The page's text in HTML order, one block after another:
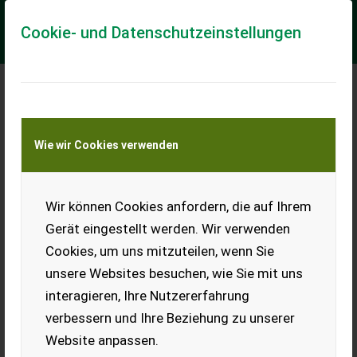
Cookie- und Datenschutzeinstellungen
Wie wir Cookies verwenden
Wir können Cookies anfordern, die auf Ihrem
Gerät eingestellt werden. Wir verwenden
Cookies, um uns mitzuteilen, wenn Sie
unsere Websites besuchen, wie Sie mit uns
interagieren, Ihre Nutzererfahrung
verbessern und Ihre Beziehung zu unserer
Website anpassen.
Meine Transportkostenanfrage
Transport von Land- und Baumaschinen –
KEINE Tiertransporte
Greentec HX 270 Astschere für Bagger
/Radlader /Traktor
Hydraulische Astschere /Heckenschere-
VOGT Profitechnik aus Schmallenberg – Ihr führender
Anbieter für professionelle Landschaftspflegetechnik =
EUR 0